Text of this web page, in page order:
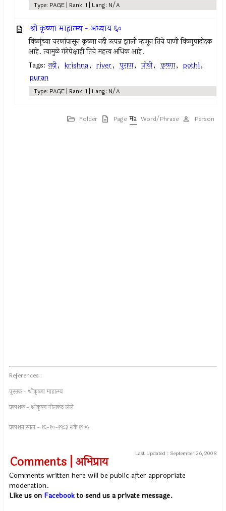
Type: PAGE | Rank: 1 | Lang: N/A
श्री कृष्णा माहात्म्य - अध्याय ६०
विष्णूंच्या चरणांपासून कृष्णा नदी उत्पन्न झाली म्हणून तिचे पाणी विष्णुपादोदक
आहे. त्यामुळे गंगेपेक्षाही तिचे महत्त्व अधिक आहे.
Tags: नदी, krishna, river, पुराण, पोथी, कृष्णा, pothi,
puran
Type: PAGE | Rank: 1 | Lang: N/A
Folder Page Word/Phrase Person
References :
पुस्तक - श्रीकृष्णा माहात्म्य
प्रकाशक - श्रीकृष्ण नीलकंठ लेले
प्रकाशन साल - १६-१०-१९८३ शके १९०५
Last Updated : September 26, 2008
Comments | अभिप्राय
Comments written here will be public after appropriate
moderation.
Like us on Facebookto send us a private message.